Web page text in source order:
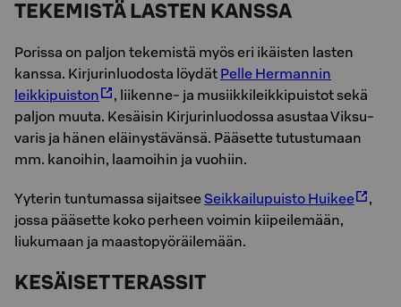
TEKEMISTÄ LASTEN KANSSA
Po­ri­ssa on paljon tekemistä myös eri ikäisten lasten
kanssa. Kirjurinluodosta löydät Pelle Hermannin
leikkipuiston
, liikenne- ja musiikkileikkipuistot sekä
paljon muuta. Kesäisin Kirjurinluodossa asustaa Viksu-
varis ja hänen eläinystävänsä. Pääsette tutustumaan
mm. kanoihin, laamoihin ja vuohiin.
Yyterin tuntumassa sijaitsee Seikkailupuisto Huikee
,
jossa pääsette koko perheen voimin kiipeilemään,
liukumaan ja maastopyöräilemään.
KESÄISET TERASSIT